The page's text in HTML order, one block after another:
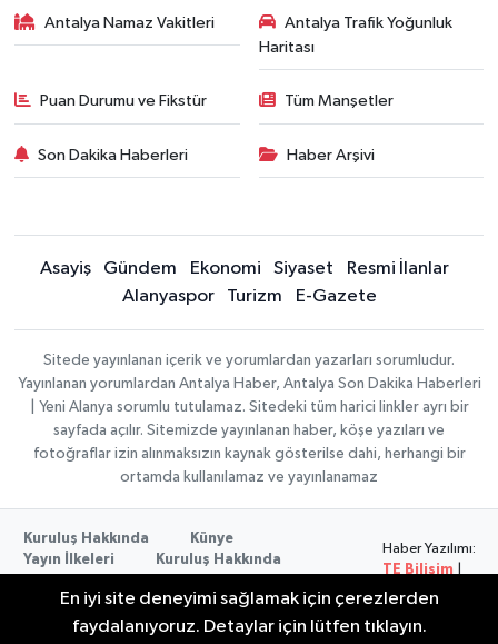
Antalya Namaz Vakitleri
Antalya Trafik Yoğunluk
Haritası
Puan Durumu ve Fikstür Tüm Manşetler
Son Dakika Haberleri Haber Arşivi
Asayiş Gündem Ekonomi Siyaset
Resmi İlanlar
Alanyaspor
Turizm E-Gazete
Sitede yayınlanan içerik ve yorumlardan yazarları sorumludur.
Yayınlanan yorumlardan Antalya Haber, Antalya Son Dakika Haberleri
| Yeni Alanya sorumlu tutulamaz. Sitedeki tüm harici linkler ayrı bir
sayfada açılır. Sitemizde yayınlanan haber, köşe yazıları ve
fotoğraflar izin alınmaksızın kaynak gösterilse dahi, herhangi bir
ortamda kullanılamaz ve yayınlanamaz
Kuruluş Hakkında
Künye
Yayın İlkeleri
Kuruluş Hakkında
Kullanım Şartları
Haber Yazılımı:
TE Bilişim
Copyright ©
En iyi site deneyimi sağlamak için çerezlerden
faydalanıyoruz. Detaylar için lütfen tıklayın.